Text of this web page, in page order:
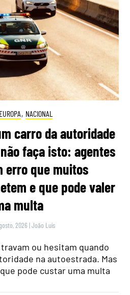
EUROPA, NACIONAL
carro da autoridade
faça isto: agentes
erro que muitos
e que pode valer
multa
2026 |João Luís
ou hesitam quando
na autoestrada. Mas
pode custar uma multa